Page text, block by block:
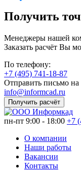
Получить
Менеджеры нашей
Заказать расчёт Вы
По телефону:
+7 (495) 741-18-87
Отправить письмо на
info@informcad.ru
Получить расчёт
пн-пт 9:00 - 18:00 +7
О компании
Наши работы
Вакансии
Контакты